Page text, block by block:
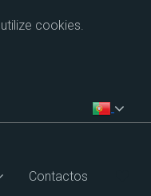
cookies.
Contactos